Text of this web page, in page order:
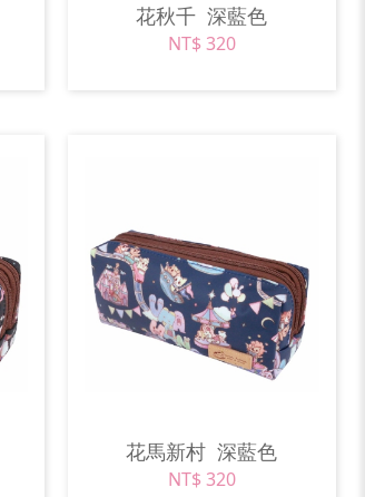
花秋千深藍色
NT$ 320
花馬新村深藍色
NT$ 320